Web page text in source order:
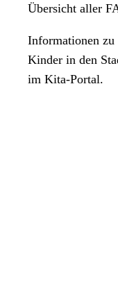
Übersicht aller
Informationen
Kinder in den
im Kita-Portal.